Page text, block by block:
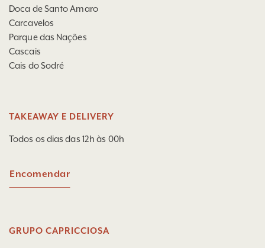
Doca de Santo Amaro
Carcavelos
Parque das Nações
Cascais
Cais do Sodré
TAKEAWAY E DELIVERY
Todos os dias das 12h às 00h
Encomendar
GRUPO CAPRICCIOSA